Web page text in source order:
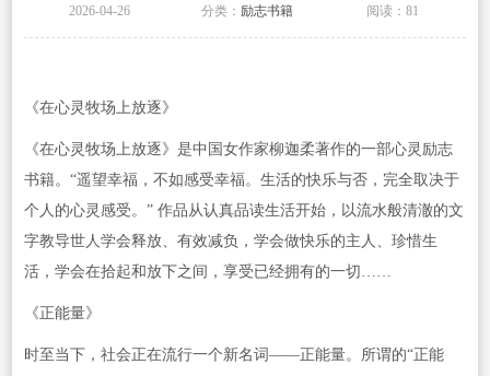
2026-04-26 分类： 励志书籍 阅读：81
《在心灵牧场上放逐》
《在心灵牧场上放逐》是中国女作家柳迦柔著作的一部心灵励志
书籍。“遥望幸福，不如感受幸福。生活的快乐与否，完全取决于
个人的心灵感受。” 作品从认真品读生活开始，以流水般清澈的文
字教导世人学会释放、有效减负，学会做快乐的主人、珍惜生
活，学会在拾起和放下之间，享受已经拥有的一切……
《正能量》
时至当下，社会正在流行一个新名词——正能量。所谓的“正能